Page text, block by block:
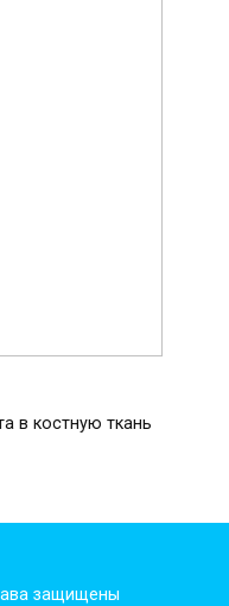
в костную ткань
защищены